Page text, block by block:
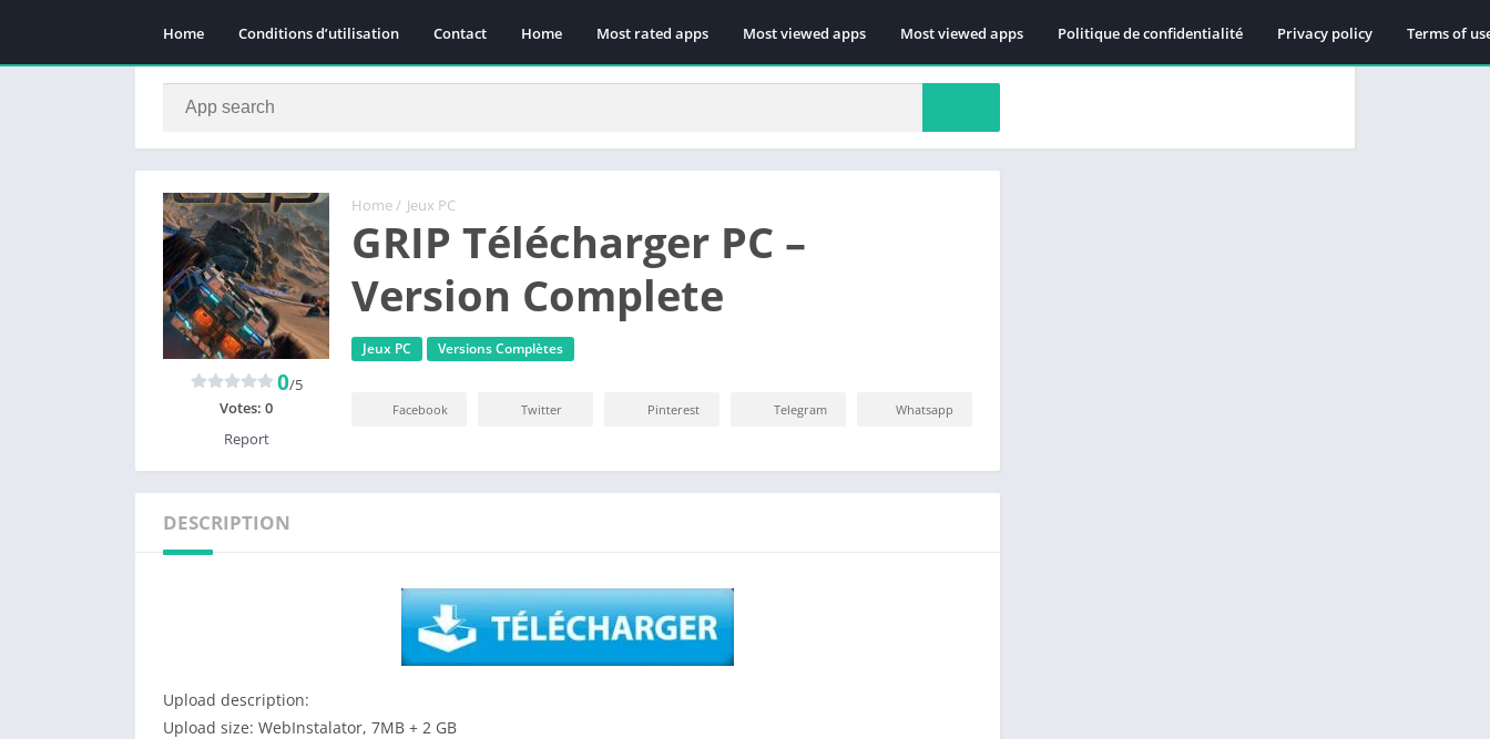
Home Conditions d’utilisation Contact Home Most rated apps Most viewed apps Most viewed apps Politique de confidentialité Privacy policy Terms of
Home / Jeux PC
GRIP Télécharger PC –
Version Complete
Jeux PC Versions Complètes
0/5
Votes: 0
Report
Facebook Twitter Pinterest Telegram Whatsapp
DESCRIPTION
Upload description:
Upload size: WebInstalator, 7MB + 2 GB